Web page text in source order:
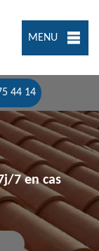
MENU
44 14
7 en cas